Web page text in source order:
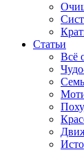
Статьи
Всё